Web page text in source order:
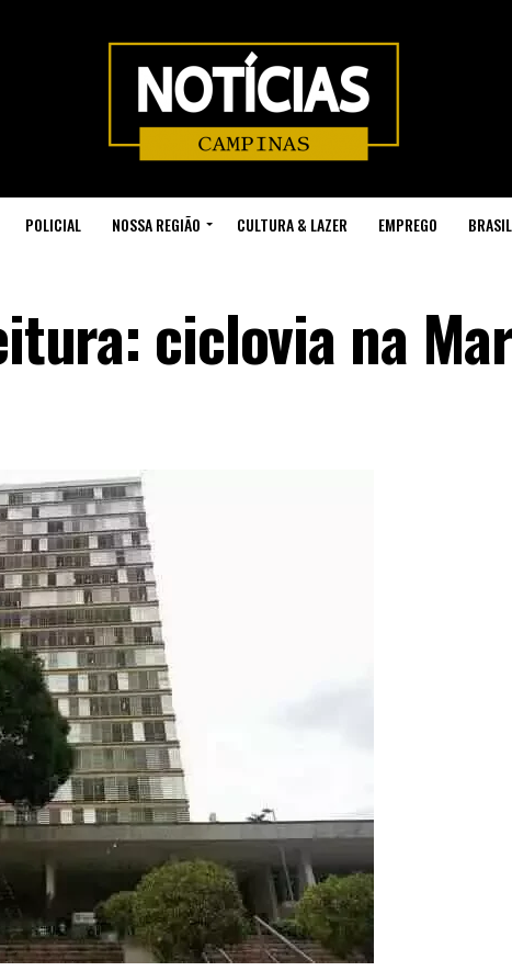
POLICIAL NOSSA REGIÃO CULTURA & LAZER EMPREGO BRASIL
ciclovia na